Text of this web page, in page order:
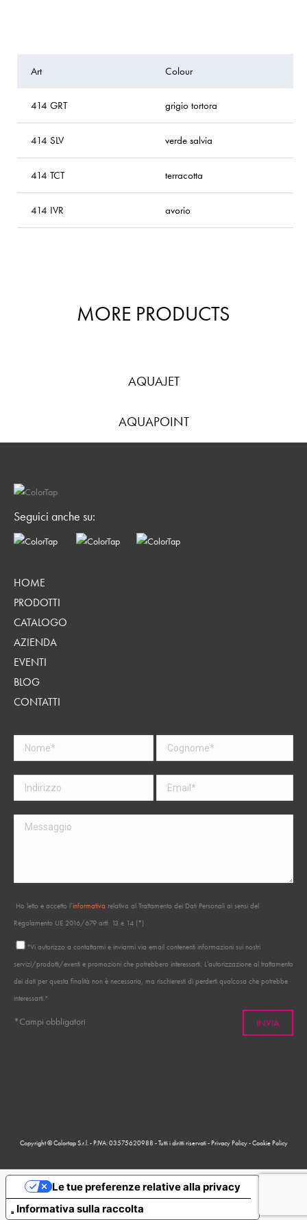
Art Colour
414 GRT grigio tortora
414 SLV verde salvia
414 TCT terracotta
414 IVR avorio
MORE PRODUCTS
AQUAJET
AQUAPOINT
Seguici anche su:
HOME
PRODOTTI
CATALOGO
AZIENDA
EVENTI
BLOG
CONTATTI
Ho letto e accetto l’informativa relativa al Trattamento dei Dati Personali ai sensi del
Regolamento UE 2016/679 artt. 13 e 14 (*)
"Vi autorizzo a contattarmi e inviarmi via email contenenti informazioni sui nostri
servizi/prodotti/eventi e promozioni che potrebbero interessarti. L’autorizzazione al trattamento
dei dati per questa finalità non è necessaria, ma rischieresti di perderti qualcosa che potrebbe
interessarti."
*Campi obbligatori
Copyright © Colortap S.r.l. - P.IVA: 03575620988 - Tutti i diritti riservati -Privacy Policy-Cookie Policy
Informativa sulla raccolta
Le tue preferenze relative alla privacy